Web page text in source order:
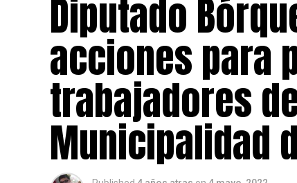
Diputado
acciones para
trabajadores
Municipalidad